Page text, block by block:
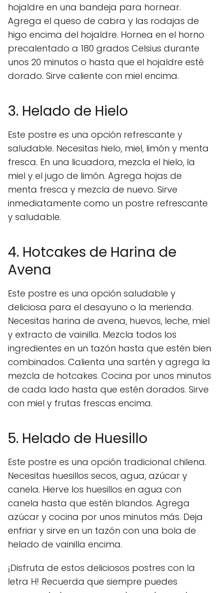
hojaldre en una bandeja para hornear.
Agrega el queso de cabra y las rodajas de
higo encima del hojaldre. Hornea en el horno
precalentado a 180 grados Celsius durante
unos 20 minutos o hasta que el hojaldre esté
dorado. Sirve caliente con miel encima.
3. Helado de Hielo
Este postre es una opción refrescante y
saludable. Necesitas hielo, miel, limón y menta
fresca. En una licuadora, mezcla el hielo, la
miel y el jugo de limón. Agrega hojas de
menta fresca y mezcla de nuevo. Sirve
inmediatamente como un postre refrescante
y saludable.
4. Hotcakes de Harina de
Avena
Este postre es una opción saludable y
deliciosa para el desayuno o la merienda.
Necesitas harina de avena, huevos, leche, miel
y extracto de vainilla. Mezcla todos los
ingredientes en un tazón hasta que estén bien
combinados. Calienta una sartén y agrega la
mezcla de hotcakes. Cocina por unos minutos
de cada lado hasta que estén dorados. Sirve
con miel y frutas frescas encima.
5. Helado de Huesillo
Este postre es una opción tradicional chilena.
Necesitas huesillos secos, agua, azúcar y
canela. Hierve los huesillos en agua con
canela hasta que estén blandos. Agrega
azúcar y cocina por unos minutos más. Deja
enfriar y sirve en un tazón con una bola de
helado de vainilla encima.
¡Disfruta de estos deliciosos postres con la
letra H! Recuerda que siempre puedes